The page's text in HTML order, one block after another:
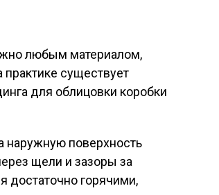
любым материалом,
существует
для облицовки коробки
наружную поверхность
щели и зазоры за
достаточно горячими,